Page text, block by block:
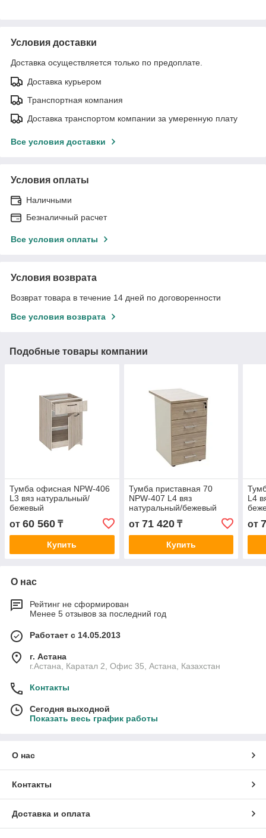
Условия доставки
Доставка осуществляется только по предоплате.
Доставка курьером
Транспортная компания
Доставка транспортом компании за умеренную плату
Все условия доставки
Условия оплаты
Наличными
Безналичный расчет
Все условия оплаты
Условия возврата
Возврат товара в течение 14 дней по договоренности
Все условия возврата
Подобные товары компании
Тумба офисная NPW-406
L3 вяз натуральный/
бежевый
от 60 560 ₸
Купить
Тумба приставная 70
NPW-407 L4 вяз
натуральный/бежевый
от 71 420₸
Купить
L4
от
О нас
Рейтинг не сформирован
Менее 5 отзывов за последний год
Работает с 14.05.2013
г. Астана
г.Астана, Каратал 2, Офис 35, Астана, Казахстан
Контакты
Сегодня выходной
Показать весь график работы
О нас
Контакты
Доставка и оплата